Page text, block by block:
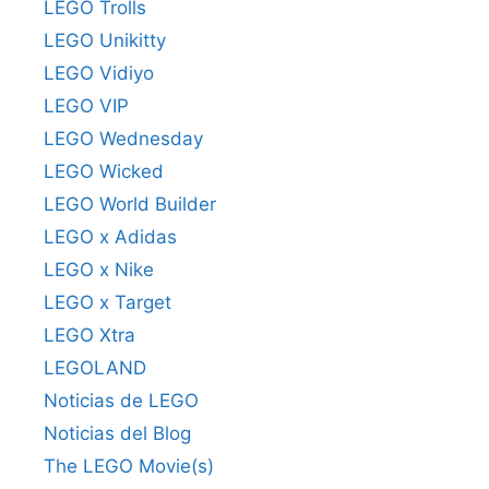
LEGO Trolls
LEGO Unikitty
LEGO Vidiyo
LEGO VIP
LEGO Wednesday
LEGO Wicked
LEGO World Builder
LEGO x Adidas
LEGO x Nike
LEGO x Target
LEGO Xtra
LEGOLAND
Noticias de LEGO
Noticias del Blog
The LEGO Movie(s)